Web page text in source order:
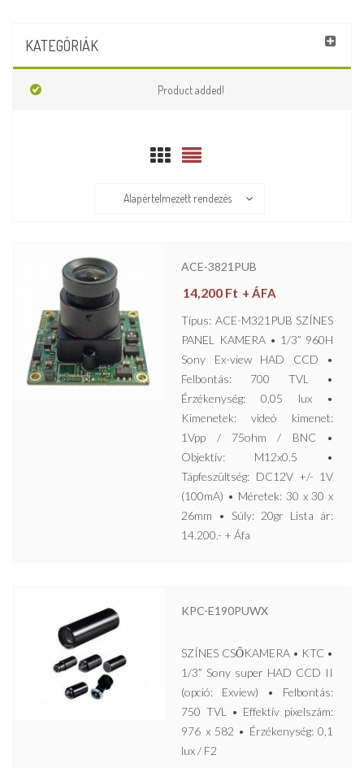
KATEGÓRIÁK
Product added!
Alapértelmezett rendezés
ACE-3821PUB
14,200 Ft + ÁFA
Típus: ACE-M321PUB SZÍNES
PANEL KAMERA • 1/3” 960H
Sony Ex-view HAD CCD •
Felbontás: 700 TVL •
Érzékenység: 0,05 lux •
Kimenetek: videó kimenet:
1Vpp / 75ohm / BNC •
Objektív: M12x0.5 •
Tápfeszültség: DC12V +/- 1V
(100mA) • Méretek: 30 x 30 x
26mm • Súly: 20gr Lista ár:
14.200.- + Áfa
KPC-E190PUWX
SZÍNES CSŐKAMERA • KTC •
1/3” Sony super HAD CCD II
(opció: Exview) • Felbontás:
750 TVL • Effektív pixelszám:
976 x 582 • Érzékenység: 0,1
lux / F2